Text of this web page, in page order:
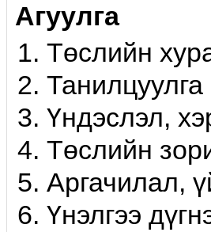
Агуулга
Төслийн
Танилцуулга
Үндэслэл,
Төслийн
Аргачилал,
Үнэлгээ